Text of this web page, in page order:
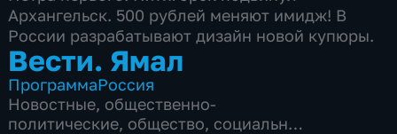
Архангельск. 500 рублей меняют имидж! В
России разрабатывают дизайн новой купюры.
Вести. Ямал
ПрограммаРоссия
Новостные, общественно-
политические, общество, социально-